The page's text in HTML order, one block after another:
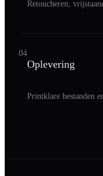
Retoucheren,
04
Oplevering
Printklare bestanden